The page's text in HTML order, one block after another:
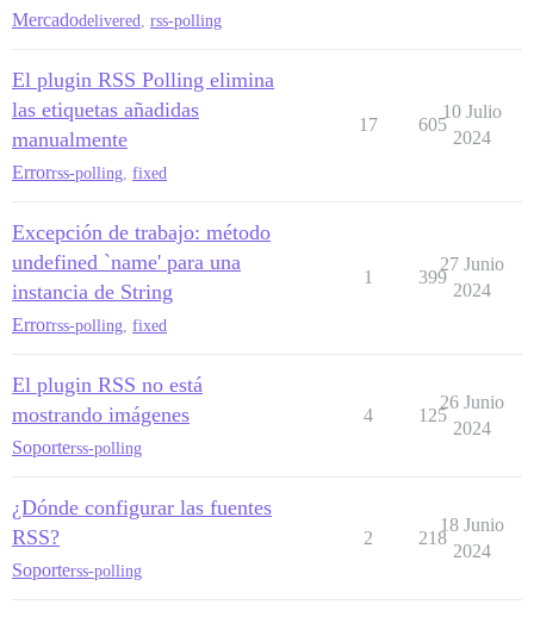
Mercadodelivered rss-polling
El plugin RSS Polling elimina
las etiquetas añadidas
manualmente
Errorrss-polling fixed
17 605
10 Julio
2024
Excepción de trabajo: método
undefined `name' para una
instancia de String
Errorrss-polling fixed
1 399
27 Junio
2024
El plugin RSS no está
mostrando imágenes
Soporterss-polling
4 125
26 Junio
2024
¿Dónde configurar las fuentes
RSS?
Soporterss-polling
2 218
18 Junio
2024